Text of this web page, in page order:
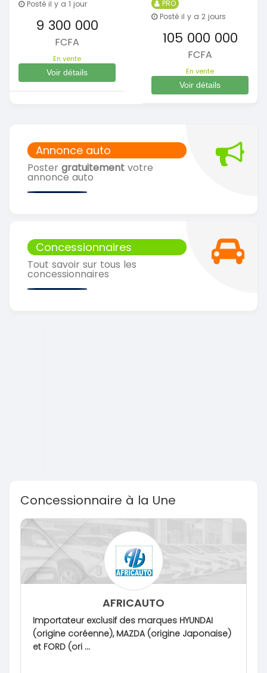
Annonce auto
Poster gratuitement votre
annonce auto
Concessionnaires
Tout savoir sur tous les
concessionnaires
Concessionnaire à la Une
AFRICAUTO
Importateur exclusif des marques HYUNDAI
(origine coréenne), MAZDA (origine Japonaise)
et FORD (ori ...
Posté il y a 1 jour
9 300 000
FCFA
En vente
Voir détails
PRO
Posté il y a 2 jours
105 000 000
FCFA
En vente
Voir détails